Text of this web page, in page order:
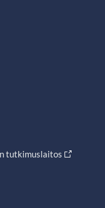
tutkimuslaitos